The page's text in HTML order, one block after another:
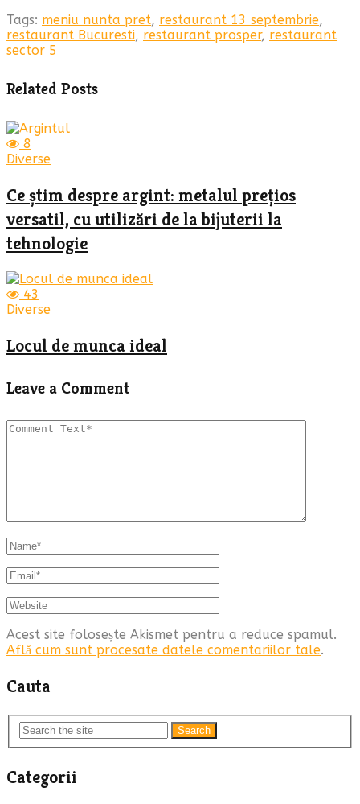
Tags: meniu nunta pret, restaurant 13 septembrie,
restaurant Bucuresti, restaurant prosper, restaurant
sector 5
Related Posts
8
Diverse
Ce știm despre argint: metalul prețios
versatil, cu utilizări de la bijuterii la
tehnologie
43
Diverse
Locul de munca ideal
Leave a Comment
Acest site folosește Akismet pentru a reduce spamul.
Află cum sunt procesate datele comentariilor tale.
Cauta
Search
Categorii